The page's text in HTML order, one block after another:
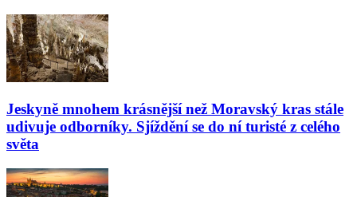
Jeskyně mnohem krásnější než Moravský kras stále
udivuje odborníky. Sjíždění se do ní turisté z celého
světa